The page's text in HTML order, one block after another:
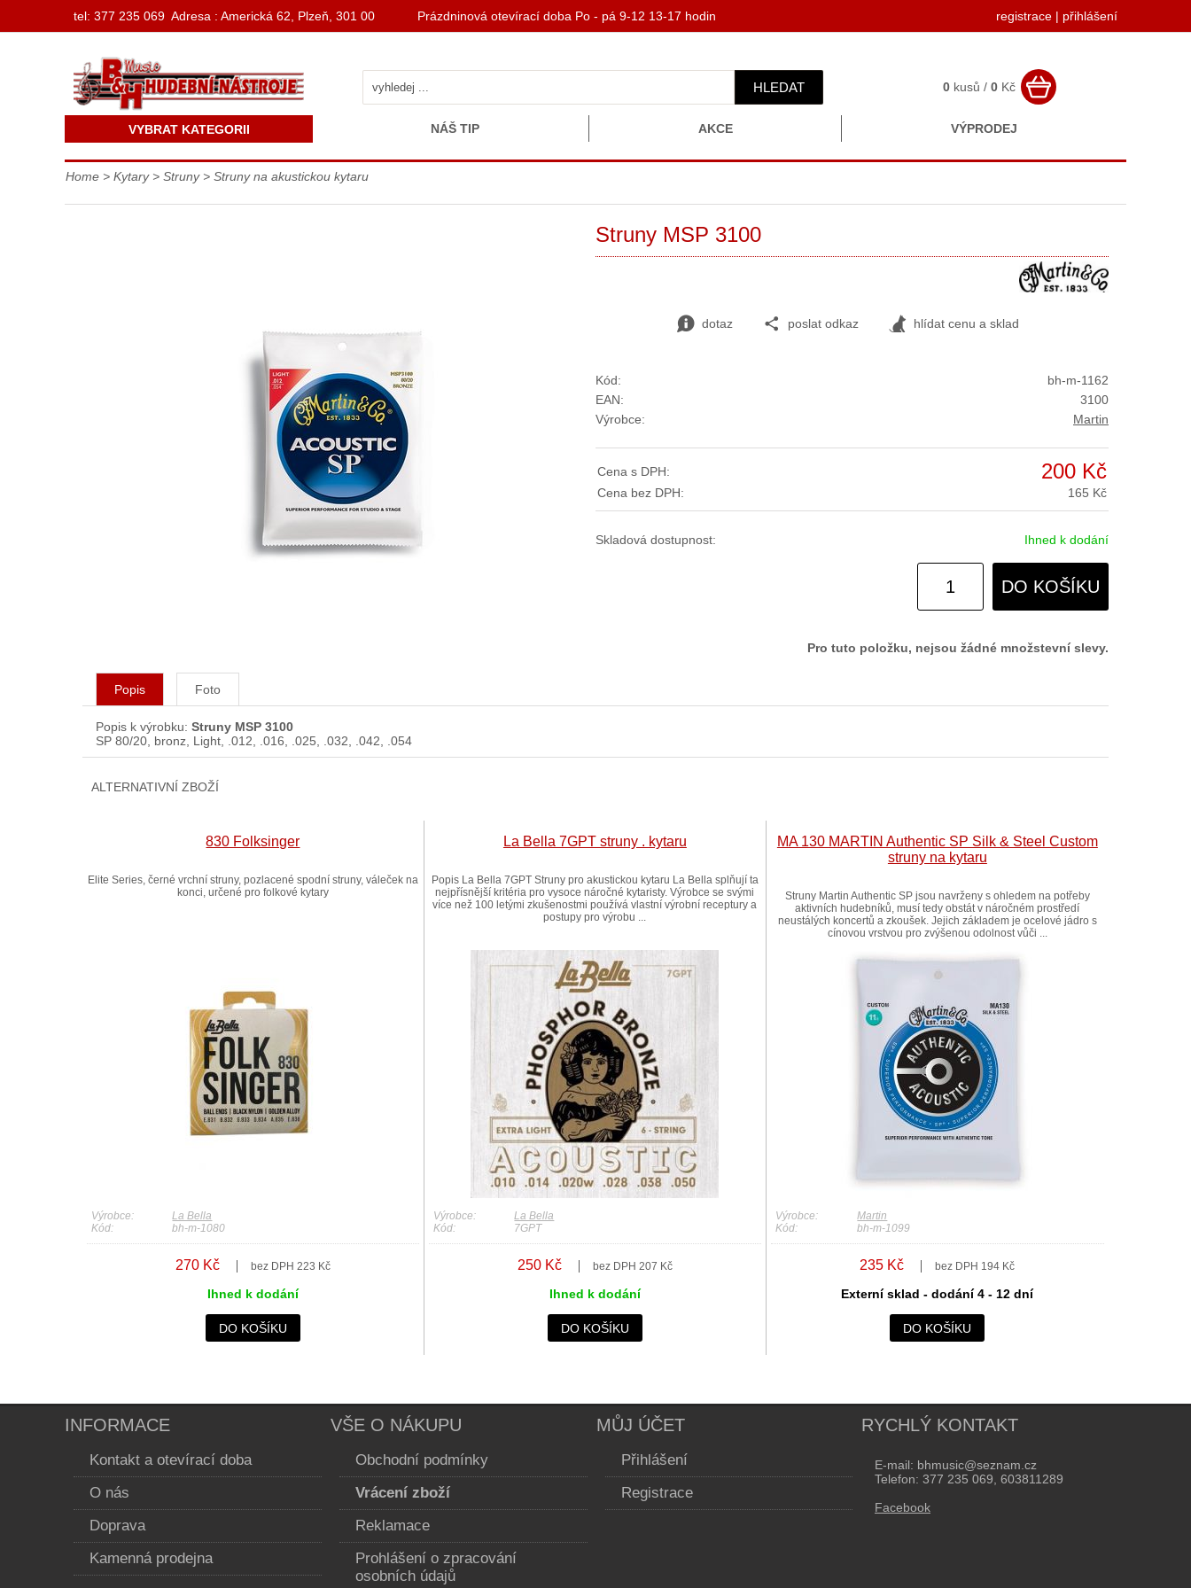
Home > Kytary> Struny> Struny na akustickou kytaru
Struny MSP 3100
dotaz poslat odkaz hlídat cenu a sklad
Kód:
bh-m-1162
EAN:
3100
Výrobce:
Martin
Cena s DPH: 200 Kč
Cena bez DPH: 165 Kč
Skladová dostupnost: Ihned k dodání
DO KOŠÍKU
Pro tuto položku, nejsou žádné množstevní slevy.
Popis Foto
Popis k výrobku: Struny MSP 3100
SP 80/20, bronz, Light, .012, .016, .025, .032, .042, .054
ALTERNATIVNÍ ZBOŽÍ
830 Folksinger
Elite Series, černé vrchní struny, pozlacené spodní struny, váleček na
konci, určené pro folkové kytary
Výrobce:
La Bella
Kód:
bh-m-1080
270 Kč bez DPH 223 Kč
Ihned k dodání
DO KOŠÍKU
La Bella 7GPT struny . kytaru
Popis La Bella 7GPT Struny pro akustickou kytaru La Bella splňují ta
nejpřísnější kritéria pro vysoce náročné kytaristy. Výrobce se svými
více než 100 letými zkušenostmi používá vlastní výrobní receptury a
postupy pro výrobu ...
Výrobce:
La Bella
Kód:
7GPT
250 Kč bez DPH 207 Kč
Ihned k dodání
DO KOŠÍKU
MA 130 MARTIN Authentic SP Silk & Steel Custom
struny na kytaru
Struny Martin Authentic SP jsou navrženy s ohledem na potřeby
aktivních hudebníků, musí tedy obstát v náročném prostředí
neustálých koncertů a zkoušek. Jejich základem je ocelové jádro s
cínovou vrstvou pro zvýšenou odolnost vůči ...
Výrobce:
Martin
Kód:
bh-m-1099
235 Kč bez DPH 194 Kč
Externí sklad - dodání 4 - 12 dní
DO KOŠÍKU
NÁŠ TIP AKCE VÝPRODEJ
VYBRAT KATEGORII
tel: 377 235 069 Adresa : Americká 62, Plzeň, 301 00 Prázdninová otevírací doba Po - pá 9-12 13-17 hodin registrace | přihlášení
HLEDAT 0kusů / 0Kč
INFORMACE
Kontakt a otevírací doba
O nás
Doprava
Kamenná prodejna
VŠE O NÁKUPU
Obchodní podmínky
Vrácení zboží
Reklamace
Prohlášení o zpracování
osobních údajů
MŮJ ÚČET
Přihlášení
Registrace
RYCHLÝ KONTAKT
E-mail: bhmusic@seznam.cz
Telefon: 377 235 069, 603811289
Facebook